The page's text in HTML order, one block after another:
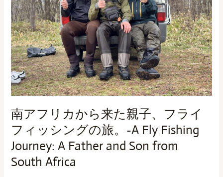
南アフリカから来た親子、フライ
フィッシングの旅。-A Fly Fishing
Journey: A Father and Son from
South Africa
カ
か
ら
来
た
親
子、
フ
ラ
イ
フ
ィ
ッ